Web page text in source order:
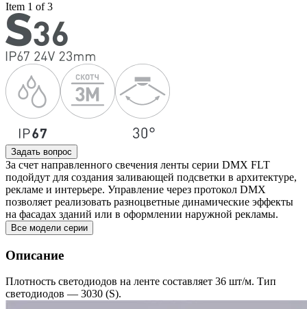
Item 1 of 3
Задать вопрос
За счет направленного свечения ленты серии DMX FLT
подойдут для создания заливающей подсветки в архитектуре,
рекламе и интерьере. Управление через протокол DMX
позволяет реализовать разноцветные динамические эффекты
на фасадах зданий или в оформлении наружной рекламы.
Все модели серии
Описание
Плотность светодиодов на ленте составляет 36 шт/м. Тип
светодиодов — 3030 (S).